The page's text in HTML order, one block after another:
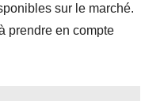
sur le marché.
prendre en compte